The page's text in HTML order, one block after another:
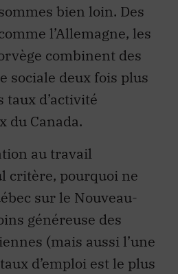
bien loin. Des
l’Allemagne, les
combinent des
sociale deux fois plus
taux d’activité
du Canada.
au travail
critère, pourquoi ne
sur le Nouveau-
généreuse des
(mais aussi l’une
d’emploi est le plus